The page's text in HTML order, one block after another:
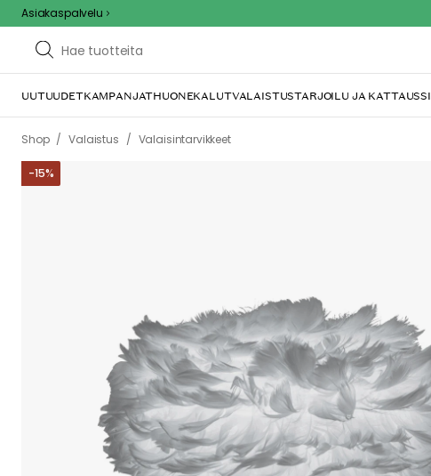
Asiakaspalvelu
UUTUUDETKAMPANJATHUONEKALUTVALAISTUSTARJOILU JA KATTAUS
Shop / Valaistus / Valaisintarvikkeet
-15%